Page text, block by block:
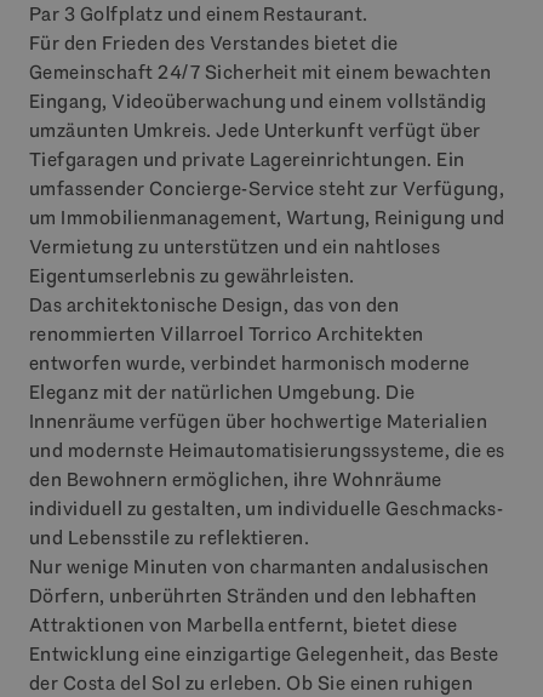
Par 3 Golfplatz und einem Restaurant.
Für den Frieden des Verstandes bietet die
Gemeinschaft 24/7 Sicherheit mit einem bewachten
Eingang, Videoüberwachung und einem vollständig
umzäunten Umkreis. Jede Unterkunft verfügt über
Tiefgaragen und private Lagereinrichtungen. Ein
umfassender Concierge-Service steht zur Verfügung,
um Immobilienmanagement, Wartung, Reinigung und
Vermietung zu unterstützen und ein nahtloses
Eigentumserlebnis zu gewährleisten.
Das architektonische Design, das von den
renommierten Villarroel Torrico Architekten
entworfen wurde, verbindet harmonisch moderne
Eleganz mit der natürlichen Umgebung. Die
Innenräume verfügen über hochwertige Materialien
und modernste Heimautomatisierungssysteme, die es
den Bewohnern ermöglichen, ihre Wohnräume
individuell zu gestalten, um individuelle Geschmacks-
und Lebensstile zu reflektieren.
Nur wenige Minuten von charmanten andalusischen
Dörfern, unberührten Stränden und den lebhaften
Attraktionen von Marbella entfernt, bietet diese
Entwicklung eine einzigartige Gelegenheit, das Beste
der Costa del Sol zu erleben. Ob Sie einen ruhigen